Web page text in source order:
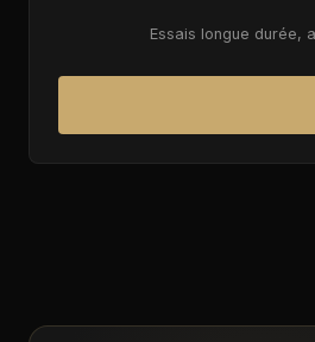
Essais longue durée,